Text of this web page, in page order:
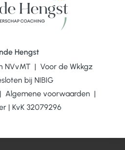
Hengst
NVvMT | Voor de Wkkgz
bij NIBIG
| Algemene voorwaarden |
| KvK 32079296